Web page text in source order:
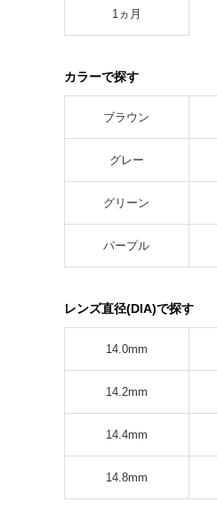
1ヵ月
カラーで探す
ブラウン
グレー
グリーン
パープル
レンズ直径(DIA)で探す
14.0mm
14.2mm
14.4mm
14.8mm